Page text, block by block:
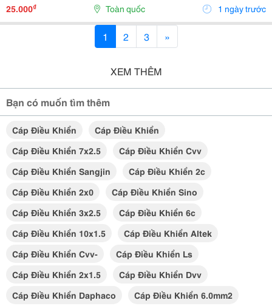
25.000₫ Toàn quốc 1 ngày trước
1 2 3 »
XEM THÊM
Bạn có muốn tìm thêm
Cáp Điều Khiển
Cáp Điều Khiển
Cáp Điều Khiển 7x2.5
Cáp Điều Khiển Cvv
Cáp Điều Khiển Sangjin
Cáp Điều Khiển 2c
Cáp Điều Khiển 2x0
Cáp Điều Khiển Sino
Cáp Điều Khiển 3x2.5
Cáp Điều Khiển 6c
Cáp Điều Khiển 10x1.5
Cáp Điều Khiển Altek
Cáp Điều Khiển Cvv-
Cáp Điều Khiển Ls
Cáp Điều Khiển 2x1.5
Cáp Điều Khiển Dvv
Cáp Điều Khiển Daphaco
Cáp Điều Khiển 6.0mm2